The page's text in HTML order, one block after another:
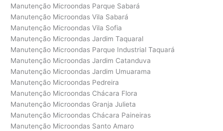
Manutenção Microondas Parque Sabará
Manutenção Microondas Vila Sabará
Manutenção Microondas Vila Sofia
Manutenção Microondas Jardim Taquaral
Manutenção Microondas Parque Industrial Taquará
Manutenção Microondas Jardim Catanduva
Manutenção Microondas Jardim Umuarama
Manutenção Microondas Pedreira
Manutenção Microondas Chácara Flora
Manutenção Microondas Granja Julieta
Manutenção Microondas Chácara Paineiras
Manutenção Microondas Santo Amaro